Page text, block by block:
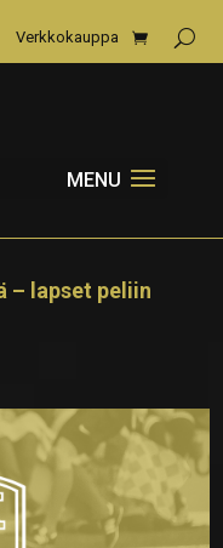
Verkkokauppa
– lapset peliin